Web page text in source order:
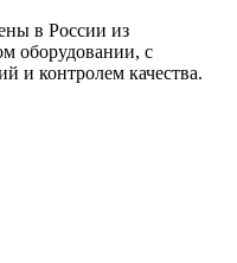
в России из
оборудовании, с
и контролем качества.